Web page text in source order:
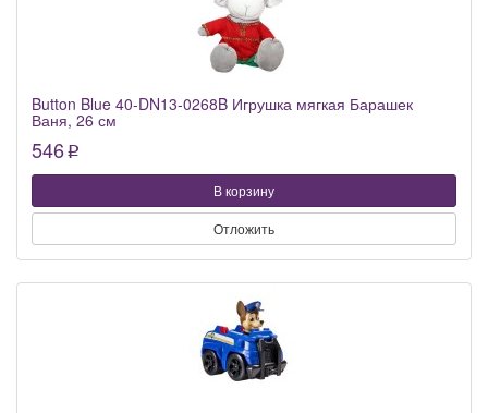
Button Blue 40-DN13-0268B Игрушка мягкая Барашек
Ваня, 26 см
546p
В корзину
Отложить